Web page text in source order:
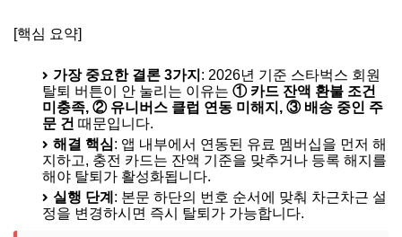
[핵심 요약]
가장 중요한 결론 3가지 : 2026년 기준 스타벅스 회원
탈퇴 버튼이 안 눌리는 이유는 ① 카드 잔액 환불 조건
미충족, ② 유니버스 클럽 연동 미해지, ③ 배송 중인 주
문 건 때문입니다.
해결 핵심: 앱 내부에서 연동된 유료 멤버십을 먼저 해
지하고, 충전 카드는 잔액 기준을 맞추거나 등록 해지를
해야 탈퇴가 활성화됩니다.
실행 단계 : 본문 하단의 번호 순서에 맞춰 차근차근 설
정을 변경하시면 즉시 탈퇴가 가능합니다.